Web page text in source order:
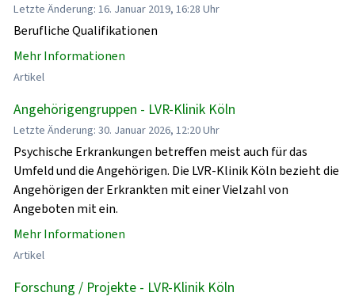
Letzte Änderung: 16. Januar 2019, 16:28 Uhr
Berufliche Qualifikationen
Mehr Informationen
Artikel
Angehörigengruppen - LVR-Klinik Köln
Letzte Änderung: 30. Januar 2026, 12:20 Uhr
Psychische Erkrankungen betreffen meist auch für das
Umfeld und die Angehörigen. Die LVR-Klinik Köln bezieht die
Angehörigen der Erkrankten mit einer Vielzahl von
Angeboten mit ein.
Mehr Informationen
Artikel
Forschung / Projekte - LVR-Klinik Köln